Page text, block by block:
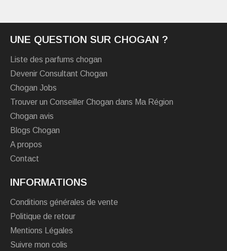
UNE QUESTION SUR CHOGAN ?
Liste des parfums chogan
Devenir Consultant Chogan
Chogan Jobs
Trouver un Conseiller Chogan dans Ma Région
Chogan avis
Blogs Chogan
A propos
Contact
INFORMATIONS
Conditions générales de vente
Politique de retour
Mentions Légales
Suivre mon colis